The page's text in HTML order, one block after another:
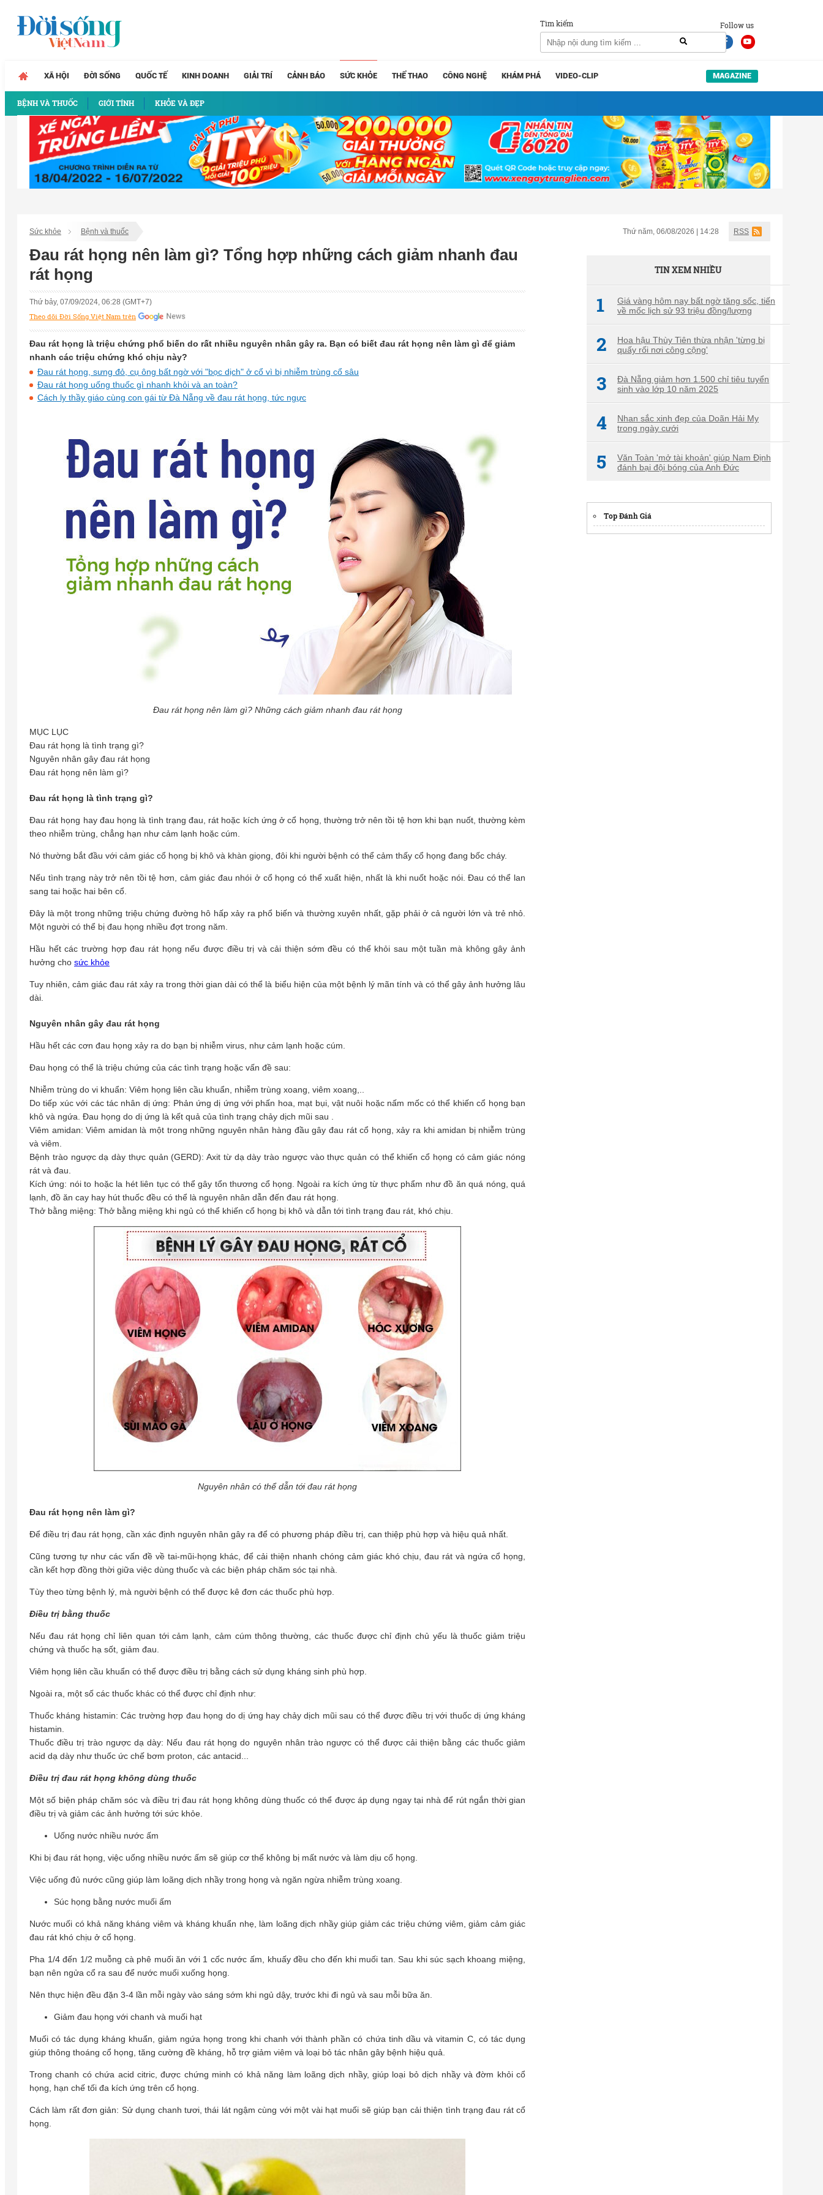
Follow us
Tìm kiếm
XÃ HỘI ĐỜI SỐNG QUỐC TẾ KINH DOANH GIẢI TRÍ CẢNH BÁO SỨC KHỎE
BỆNH VÀ THUỐC GIỚI TÍNH KHỎE VÀ ĐẸP
THỂ THAO CÔNG NGHỆ KHÁM PHÁ VIDEO-CLIP MAGAZINE
Sức khỏe Bệnh và thuốc Thứ năm, 06/08/2026 | 14:28 RSS
Đau rát họng nên làm gì? Tổng hợp những cách giảm nhanh đau
rát họng
Thứ bảy, 07/09/2024, 06:28 (GMT+7)
Theo dõi Đời Sống Việt Nam trên
Đau rát họng là triệu chứng phổ biến do rất nhiều nguyên nhân gây ra. Bạn có biết đau rát họng nên làm gì để giảm
nhanh các triệu chứng khó chịu này?
Đau rát họng, sưng đỏ, cụ ông bất ngờ với "bọc dịch" ở cổ vì bị nhiễm trùng cổ sâu
Đau rát họng uống thuốc gì nhanh khỏi và an toàn?
Cách ly thầy giáo cùng con gái từ Đà Nẵng về đau rát họng, tức ngực
Đau rát họng nên làm gì? Những cách giảm nhanh đau rát họng
MỤC LỤC
Đau rát họng là tình trạng gì?
Nguyên nhân gây đau rát họng
Đau rát họng nên làm gì?
Đau rát họng là tình trạng gì?
Đau rát họng hay đau họng là tình trạng đau, rát hoặc kích ứng ở cổ họng, thường trở nên tồi tệ hơn khi bạn nuốt, thường kèm
theo nhiễm trùng, chẳng hạn như cảm lạnh hoặc cúm.
Nó thường bắt đầu với cảm giác cổ họng bị khô và khàn giọng, đôi khi người bệnh có thể cảm thấy cổ họng đang bốc cháy.
Nếu tình trạng này trở nên tồi tệ hơn, cảm giác đau nhói ở cổ họng có thể xuất hiện, nhất là khi nuốt hoặc nói. Đau có thể lan
sang tai hoặc hai bên cổ.
Đây là một trong những triệu chứng đường hô hấp xảy ra phổ biến và thường xuyên nhất, gặp phải ở cả người lớn và trẻ nhỏ.
Một người có thể bị đau họng nhiều đợt trong năm.
Hầu hết các trường hợp đau rát họng nếu được điều trị và cải thiện sớm đều có thể khỏi sau một tuần mà không gây ảnh
hưởng cho sức khỏe
Tuy nhiên, cảm giác đau rát xảy ra trong thời gian dài có thể là biểu hiện của một bệnh lý mãn tính và có thể gây ảnh hưởng lâu
dài.
Nguyên nhân gây đau rát họng
Hầu hết các cơn đau họng xảy ra do bạn bị nhiễm virus, như cảm lạnh hoặc cúm.
Đau họng có thể là triệu chứng của các tình trạng hoặc vấn đề sau:
Nhiễm trùng do vi khuẩn: Viêm họng liên cầu khuẩn, nhiễm trùng xoang, viêm xoang,..
Do tiếp xúc với các tác nhân dị ứng: Phản ứng dị ứng với phấn hoa, mạt bụi, vật nuôi hoặc nấm mốc có thể khiến cổ họng bạn
khô và ngứa. Đau họng do dị ứng là kết quả của tình trạng chảy dịch mũi sau .
Viêm amidan: Viêm amidan là một trong những nguyên nhân hàng đầu gây đau rát cổ họng, xảy ra khi amidan bị nhiễm trùng
và viêm.
Bệnh trào ngược dạ dày thực quản (GERD): Axit từ dạ dày trào ngược vào thực quản có thể khiến cổ họng có cảm giác nóng
rát và đau.
Kích ứng: nói to hoặc la hét liên tục có thể gây tổn thương cổ họng. Ngoài ra kích ứng từ thực phẩm như đồ ăn quá nóng, quá
lạnh, đồ ăn cay hay hút thuốc đều có thể là nguyên nhân dẫn đến đau rát họng.
Thở bằng miệng: Thở bằng miệng khi ngủ có thể khiến cổ họng bị khô và dẫn tới tình trạng đau rát, khó chịu.
Nguyên nhân có thể dẫn tới đau rát họng
Đau rát họng nên làm gì?
Để điều trị đau rát họng, cần xác định nguyên nhân gây ra để có phương pháp điều trị, can thiệp phù hợp và hiệu quả nhất.
Cũng tương tự như các vấn đề về tai-mũi-họng khác, để cải thiện nhanh chóng cảm giác khó chịu, đau rát và ngứa cổ họng,
cần kết hợp đồng thời giữa việc dùng thuốc và các biện pháp chăm sóc tại nhà.
Tùy theo từng bệnh lý, mà người bệnh có thể được kê đơn các thuốc phù hợp.
Điều trị bằng thuốc
Nếu đau rát họng chỉ liên quan tới cảm lạnh, cảm cúm thông thường, các thuốc được chỉ định chủ yếu là thuốc giảm triệu
chứng và thuốc hạ sốt, giảm đau.
Viêm họng liên cầu khuẩn có thể được điều trị bằng cách sử dụng kháng sinh phù hợp.
Ngoài ra, một số các thuốc khác có thể được chỉ định như:
Thuốc kháng histamin: Các trường hợp đau họng do dị ứng hay chảy dịch mũi sau có thể được điều trị với thuốc dị ứng kháng
histamin.
Thuốc điều trị trào ngược dạ dày: Nếu đau rát họng do nguyên nhân trào ngược có thể được cải thiện bằng các thuốc giảm
acid dạ dày như thuốc ức chế bơm proton, các antacid...
Điều trị đau rát họng không dùng thuốc
Một số biện pháp chăm sóc và điều trị đau rát họng không dùng thuốc có thể được áp dụng ngay tại nhà để rút ngắn thời gian
điều trị và giảm các ảnh hưởng tới sức khỏe.
Uống nước nhiều nước ấm
Khi bị đau rát họng, việc uống nhiều nước ấm sẽ giúp cơ thể không bị mất nước và làm dịu cổ họng.
Việc uống đủ nước cũng giúp làm loãng dịch nhầy trong họng và ngăn ngừa nhiễm trùng xoang.
Súc họng bằng nước muối ấm
Nước muối có khả năng kháng viêm và kháng khuẩn nhẹ, làm loãng dịch nhầy giúp giảm các triệu chứng viêm, giảm cảm giác
đau rát khó chịu ở cổ họng.
Pha 1/4 đến 1/2 muỗng cà phê muối ăn với 1 cốc nước ấm, khuấy đều cho đến khi muối tan. Sau khi súc sạch khoang miệng,
bạn nên ngửa cổ ra sau để nước muối xuống họng.
Nên thực hiện đều đặn 3-4 lần mỗi ngày vào sáng sớm khi ngủ dậy, trước khi đi ngủ và sau mỗi bữa ăn.
Giảm đau họng với chanh và muối hạt
Muối có tác dụng kháng khuẩn, giảm ngứa họng trong khi chanh với thành phần có chứa tinh dầu và vitamin C, có tác dụng
giúp thông thoáng cổ họng, tăng cường đề kháng, hỗ trợ giảm viêm và loại bỏ tác nhân gây bệnh hiệu quả.
Trong chanh có chứa acid citric, được chứng minh có khả năng làm loãng dịch nhầy, giúp loại bỏ dịch nhầy và đờm khỏi cổ
họng, hạn chế tối đa kích ứng trên cổ họng.
Cách làm rất đơn giản: Sử dụng chanh tươi, thái lát ngậm cùng với một vài hạt muối sẽ giúp bạn cải thiện tình trạng đau rát cổ
họng.
TIN XEM NHIỀU
1
Giá vàng hôm nay bất ngờ tăng sốc, tiến
về mốc lịch sử 93 triệu đồng/lượng
2
Hoa hậu Thùy Tiên thừa nhận 'từng bị
quấy rối nơi công cộng'
3
Đà Nẵng giảm hơn 1.500 chỉ tiêu tuyển
sinh vào lớp 10 năm 2025
4
Nhan sắc xinh đẹp của Doãn Hải My
trong ngày cưới
5
Văn Toàn 'mở tài khoản' giúp Nam Định
đánh bại đội bóng của Anh Đức
Top Đánh Giá